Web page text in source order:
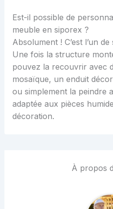
Est-il possible de
meuble en siporex ?
Absolument ! C’est l’un
Une fois la structure
pouvez la recouvrir avec
mosaïque, un enduit
ou simplement la peindre
adaptée aux pièces
décoration.
À propos